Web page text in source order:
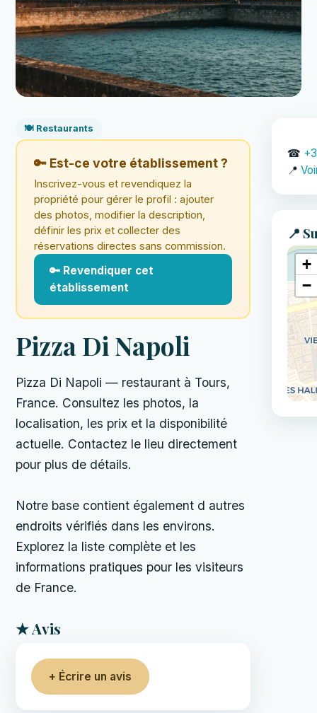
🍽️ Restaurants
🔑 Est-ce votre établissement ?
Inscrivez-vous et revendiquez la
propriété pour gérer le profil : ajouter
des photos, modifier la description,
définir les prix et collecter des
réservations directes sans commission.
🔑 Revendiquer cet
établissement
Pizza Di Napoli
Pizza Di Napoli — restaurant à Tours,
France. Consultez les photos, la
localisation, les prix et la disponibilité
actuelle. Contactez le lieu directement
pour plus de détails.
Notre base contient également d autres
endroits vérifiés dans les environs.
Explorez la liste complète et les
informations pratiques pour les visiteurs
de France.
★ Avis
+ Écrire un avis
☎
📍
📍
+
−